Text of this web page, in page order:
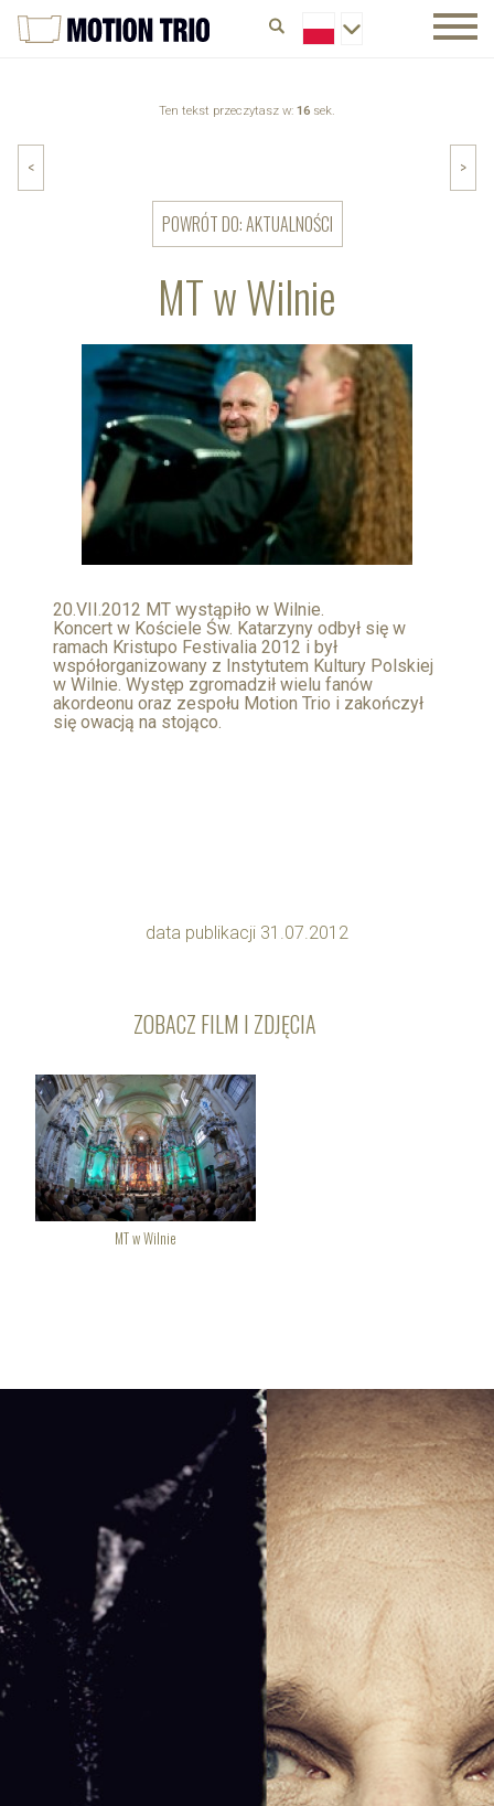
Ten tekst przeczytasz w: 16 sek.
MT w Wilnie
< >
POWRÓT DO: AKTUALNOŚCI
20.VII.2012 MT wystąpiło w Wilnie.
Koncert w Kościele Św. Katarzyny odbył się w
ramach Kristupo Festivalia 2012 i był
współorganizowany z Instytutem Kultury Polskiej
w Wilnie. Występ zgromadził wielu fanów
akordeonu oraz zespołu Motion Trio i zakończył
się owacją na stojąco.
data publikacji 31.07.2012
ZOBACZ FILM I ZDJĘCIA
MT w Wilnie